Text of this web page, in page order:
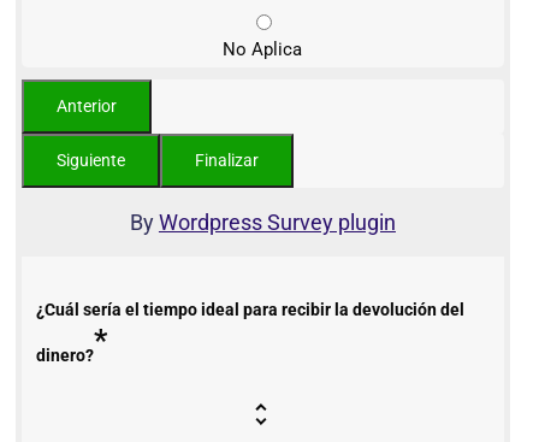
No Aplica
ByWordpress Survey plugin
¿Cuál sería el tiempo ideal para recibir la devolución del
dinero?*